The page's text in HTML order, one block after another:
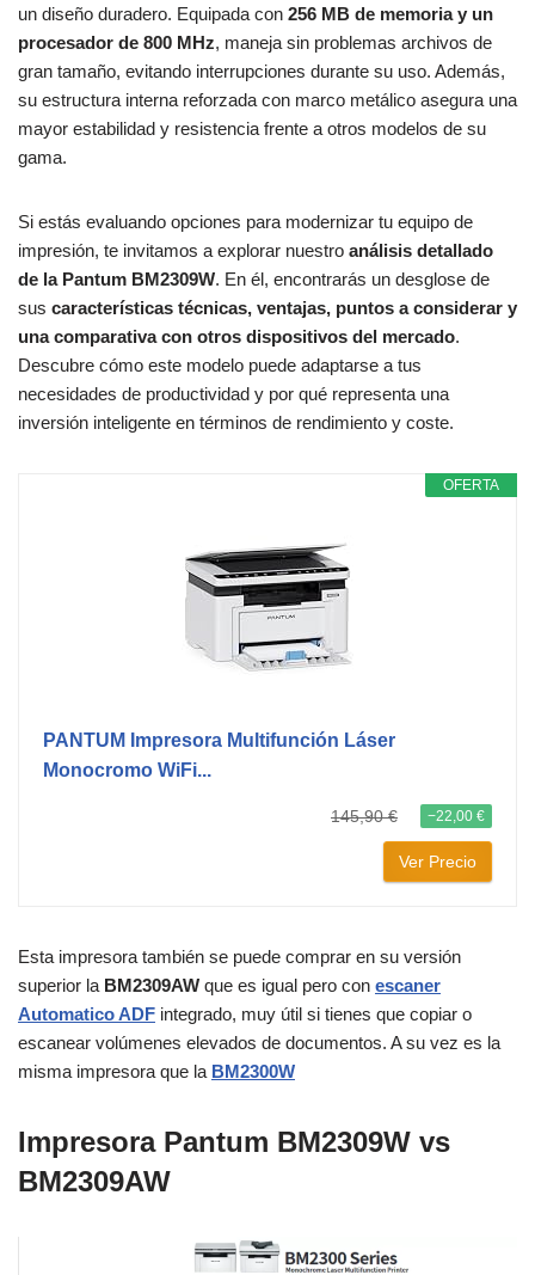
un diseño duradero. Equipada con 256 MB de memoria y un
procesador de 800 MHz, maneja sin problemas archivos de
gran tamaño, evitando interrupciones durante su uso. Además,
su estructura interna reforzada con marco metálico asegura una
mayor estabilidad y resistencia frente a otros modelos de su
gama.
Si estás evaluando opciones para modernizar tu equipo de
impresión, te invitamos a explorar nuestro análisis detallado
de la Pantum BM2309W. En él, encontrarás un desglose de
sus características técnicas, ventajas, puntos a considerar y
una comparativa con otros dispositivos del mercado.
Descubre cómo este modelo puede adaptarse a tus
necesidades de productividad y por qué representa una
inversión inteligente en términos de rendimiento y coste.
OFERTA
PANTUM Impresora Multifunción Láser
Monocromo WiFi...
145,90 € −22,00 €
Ver Precio
Esta impresora también se puede comprar en su versión
superior la BM2309AW que es igual pero con escaner
Automatico ADF integrado, muy útil si tienes que copiar o
escanear volúmenes elevados de documentos. A su vez es la
misma impresora que la BM2300W
Impresora Pantum BM2309W vs
BM2309AW